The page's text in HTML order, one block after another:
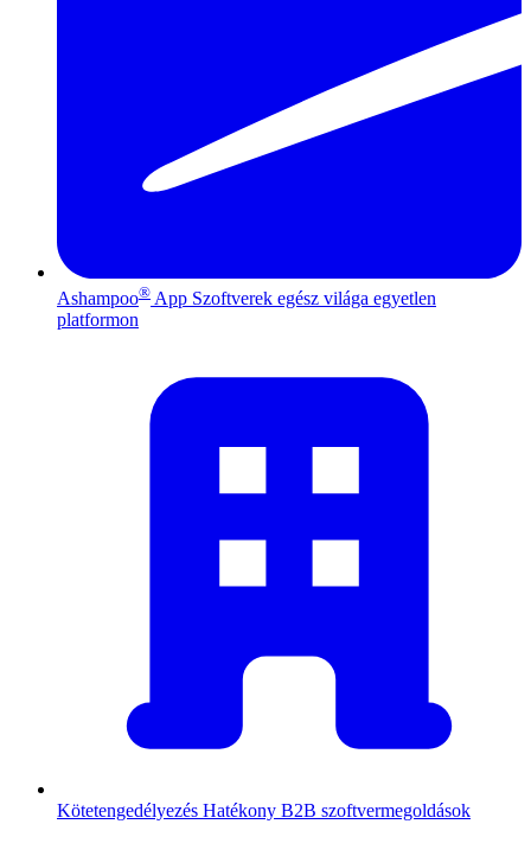
Ashampoo® App Szoftverek egész világa egyetlen
platformon
Kötetengedélyezés Hatékony B2B szoftvermegoldások